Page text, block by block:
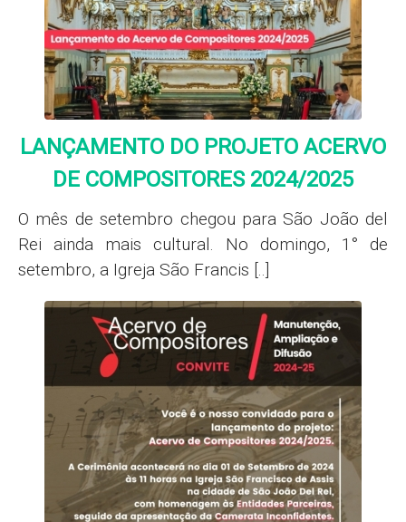
LANÇAMENTO DO PROJETO ACERVO
DE COMPOSITORES 2024/2025
O mês de setembro chegou para São João del
Rei ainda mais cultural. No domingo, 1° de
setembro, a Igreja São Francis [..]